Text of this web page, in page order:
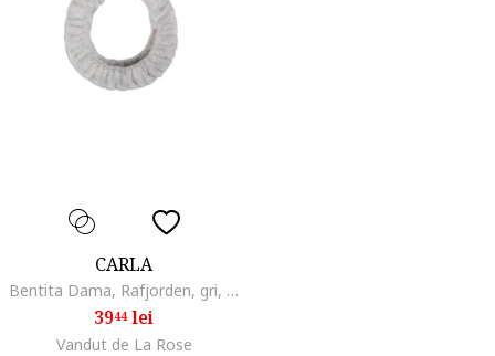
CARLA
Bentita Dama, Rafjorden, gri, One size
3944lei
Vandut de La Rose